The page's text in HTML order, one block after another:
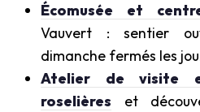
Écomusée et
Vauvert : sentier
dimanche fermés les
Atelier de visite
roselières et